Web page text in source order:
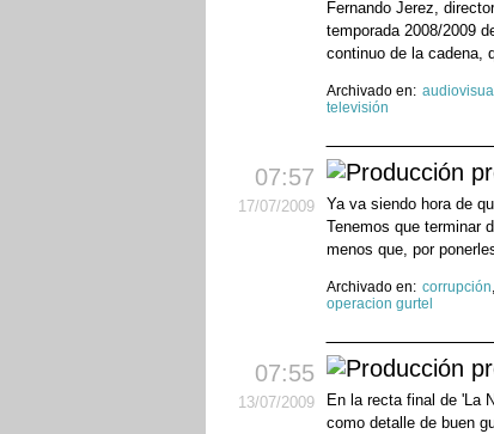
Fernando Jerez,
temporada 2008/2009
continuo de la cadena,
Archivado en: audiovisual
televisión
07:57
17/07/2009
Ya va siendo hora de
Tenemos que terminar
menos que, por
Archivado en: corrupción,
operacion gurtel
07:55
13/07/2009
En la recta final de 'La
como detalle de buen